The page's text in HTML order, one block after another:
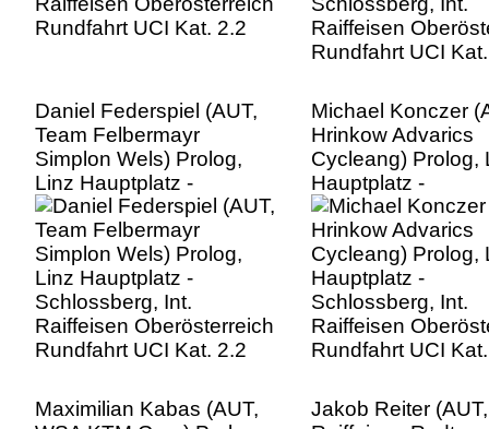
Daniel Federspiel (AUT,
Team Felbermayr
Simplon Wels) Prolog,
Linz Hauptplatz -
Schlossberg, Int.
Raiffeisen Oberösterreich
Rundfahrt UCI Kat. 2.2
Michael Konczer
Hrinkow Advarics
Cycleang) Prolog,
Hauptplatz -
Schlossberg, Int.
Raiffeisen
Rundfahrt UCI
Maximilian Kabas (AUT,
Jakob Reiter